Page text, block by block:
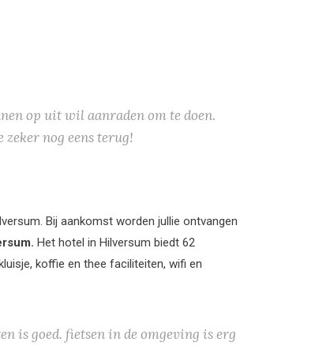
op uit wil aanraden om te doen.
nog eens terug!
Bij aankomst worden jullie ontvangen
Het hotel in Hilversum biedt 62
koffie en thee faciliteiten, wifi en
is goed. fietsen in de omgeving is erg